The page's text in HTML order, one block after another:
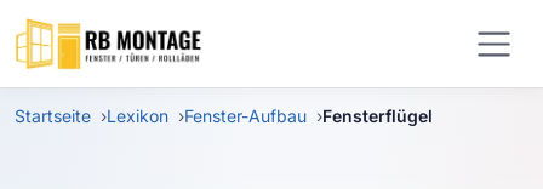
Zum Hauptinhalt springen
Startseite Lexikon Fenster-Aufbau Fensterflügel